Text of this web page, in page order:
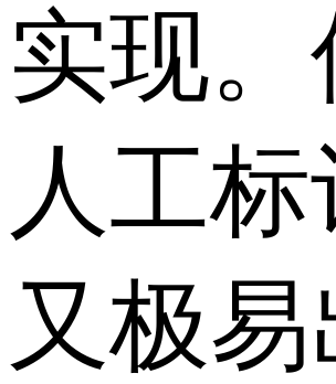
实现。
人工标
又极易